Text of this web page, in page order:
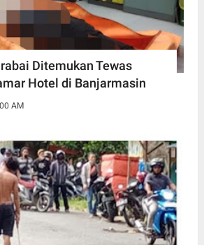
Ditemukan Tewas
Hotel di Banjarmasin
AM